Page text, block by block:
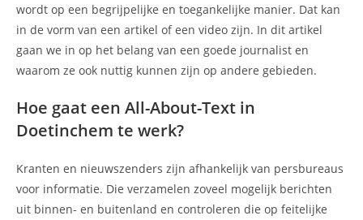
wordt op een begrijpelijke en toegankelijke manier. Dat kan
in de vorm van een artikel of een video zijn. In dit artikel
gaan we in op het belang van een goede journalist en
waarom ze ook nuttig kunnen zijn op andere gebieden.
Hoe gaat een All-About-Text in
Doetinchem te werk?
Kranten en nieuwszenders zijn afhankelijk van persbureaus
voor informatie. Die verzamelen zoveel mogelijk berichten
uit binnen- en buitenland en controleren die op feitelijke